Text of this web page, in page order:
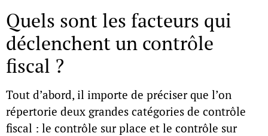
Quels sont les facteurs qui
déclenchent un contrôle
fiscal ?
Tout d’abord, il importe de préciser que l’on
répertorie deux grandes catégories de contrôle
fiscal : le contrôle sur place et le contrôle sur